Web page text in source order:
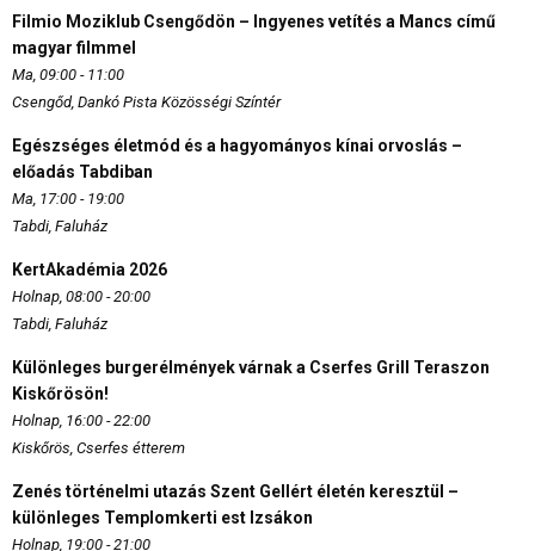
Filmio Moziklub Csengődön – Ingyenes vetítés a Mancs című
magyar filmmel
Ma, 09:00 - 11:00
Csengőd, Dankó Pista Közösségi Színtér
Egészséges életmód és a hagyományos kínai orvoslás –
előadás Tabdiban
Ma, 17:00 - 19:00
Tabdi, Faluház
KertAkadémia 2026
Holnap, 08:00 - 20:00
Tabdi, Faluház
Különleges burgerélmények várnak a Cserfes Grill Teraszon
Kiskőrösön!
Holnap, 16:00 - 22:00
Kiskőrös, Cserfes étterem
Zenés történelmi utazás Szent Gellért életén keresztül –
különleges Templomkerti est Izsákon
Holnap, 19:00 - 21:00